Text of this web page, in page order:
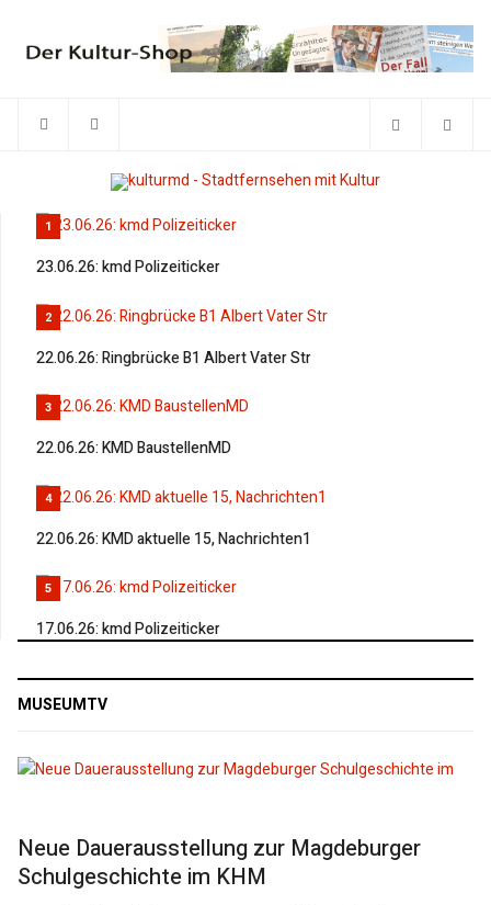
1
23.06.26: kmd Polizeiticker
2
22.06.26: Ringbrücke B1 Albert Vater Str
3
22.06.26: KMD BaustellenMD
4
22.06.26: KMD aktuelle 15, Nachrichten1
5
17.06.26: kmd Polizeiticker
MUSEUMTV
Neue Dauerausstellung zur Magdeburger
Schulgeschichte im KHM